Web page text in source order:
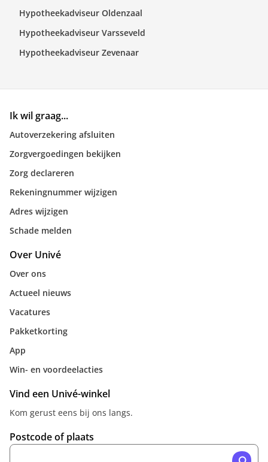
Hypotheekadviseur Oldenzaal
Hypotheekadviseur Varsseveld
Hypotheekadviseur Zevenaar
Ik wil graag...
Autoverzekering afsluiten
Zorgvergoedingen bekijken
Zorg declareren
Rekeningnummer wijzigen
Adres wijzigen
Schade melden
Over Univé
Over ons
Actueel nieuws
Vacatures
Pakketkorting
App
Win- en voordeelacties
Vind een Univé-winkel
Kom gerust eens bij ons langs.
Postcode of plaats